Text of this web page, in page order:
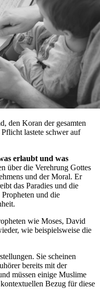
den Koran der gesamten
lastete schwer auf
erlaubt und was
über die Verehrung Gottes
und der Moral. Er
das Paradies und die
und die
wie Moses, David
wie beispielsweise die
Sie scheinen
bereits mit der
müssen einige Muslime
Bezug für diese